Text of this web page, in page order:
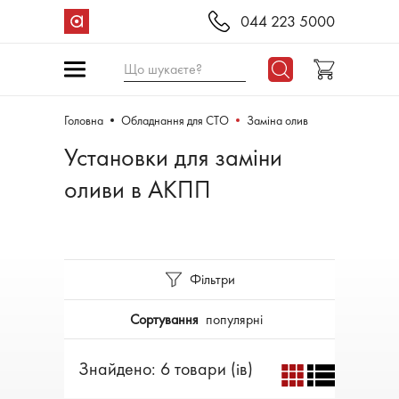
044 223 5000
Що шукаєте?
Головна Обладнання для СТО Заміна олив
Установки для заміни
оливи в АКПП
Фільтри
Сортування популярні
Знайдено: 6 товари (ів)